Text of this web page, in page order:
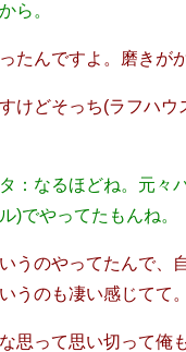
ら。
たんですよ。磨きが
けどそっち(ラフハウ
：なるほどね。元々
)でやってたもんね。
うのやってたんで、
うのも凄い感じてて。
思って思い切って俺